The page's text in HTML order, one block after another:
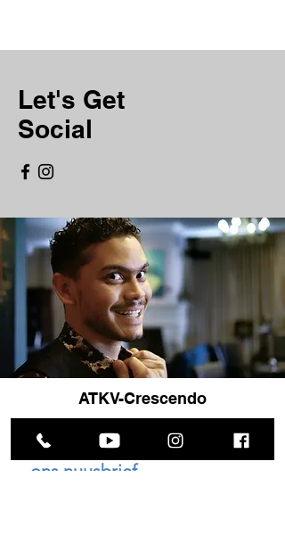
Let's Get
Social
ATKV-Crescendo
Bly op hoogte! Skryf in vir
ons nuusbrief.